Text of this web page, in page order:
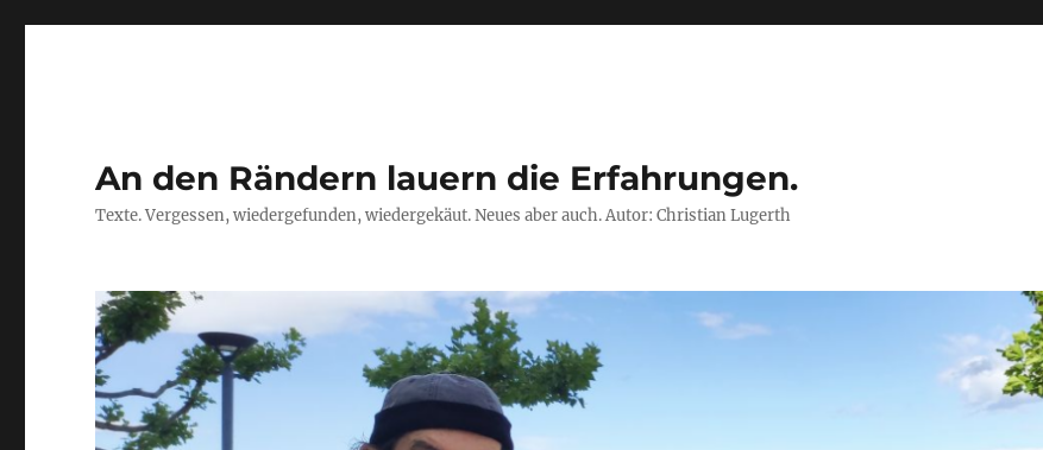
An den Rändern lauern die Erfahrungen.
Texte. Vergessen, wiedergefunden, wiedergekäut. Neues aber auch. Autor: Christian Lugerth